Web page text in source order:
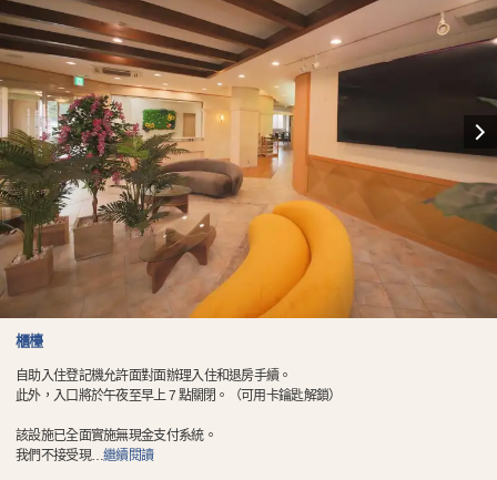
櫃檯
自助入住登記機允許面對面辦理入住和退房手續。
此外，入口將於午夜至早上 7 點關閉。（可用卡鑰匙解鎖）
該設施已全面實施無現金支付系統。
我們不接受現…繼續閱讀